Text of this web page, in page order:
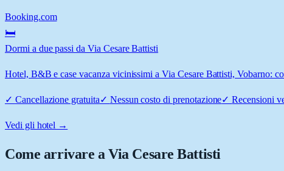
Booking.com
🛏️
Dormi a due passi da Via Cesare Battisti
Hotel, B&B e case vacanza vicinissimi a Via Cesare Battisti, Vobarno:
✓ Cancellazione gratuita✓ Nessun costo di prenotazione✓Recensioni
Vedi gli hotel →
Come arrivare aVia Cesare Battisti